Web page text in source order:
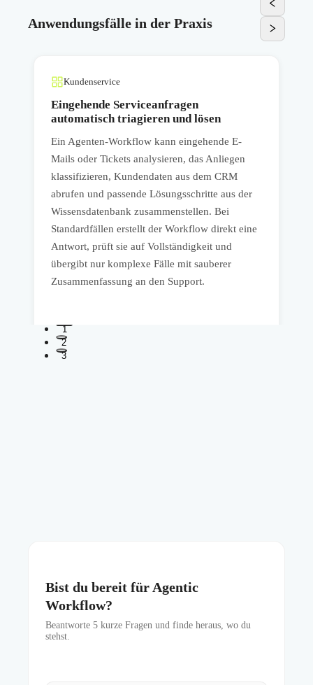
Anwendungsfälle in der Praxis
Kundenservice
Eingehende Serviceanfragen
automatisch triagieren und lösen
Ein Agenten-Workflow kann eingehende E-
Mails oder Tickets analysieren, das Anliegen
klassifizieren, Kundendaten aus dem CRM
abrufen und passende Lösungsschritte aus der
Wissensdatenbank zusammenstellen. Bei
Standardfällen erstellt der Workflow direkt eine
Antwort, prüft sie auf Vollständigkeit und
übergibt nur komplexe Fälle mit sauberer
Zusammenfassung an den Support.
1
2
3
Bist du bereit für Agentic
Workflow?
Beantworte 5 kurze Fragen und finde heraus, wo du
stehst.